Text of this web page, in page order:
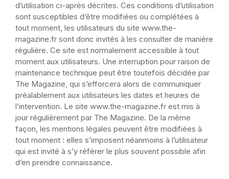
d’utilisation ci-après décrites. Ces conditions d’utilisation
sont susceptibles d’être modifiées ou complétées à
tout moment, les utilisateurs du site www.the-
magazine.fr sont donc invités à les consulter de manière
régulière. Ce site est normalement accessible à tout
moment aux utilisateurs. Une interruption pour raison de
maintenance technique peut être toutefois décidée par
The Magazine, qui s’efforcera alors de communiquer
préalablement aux utilisateurs les dates et heures de
l’intervention. Le site www.the-magazine.fr est mis à
jour régulièrement par The Magazine. De la même
façon, les mentions légales peuvent être modifiées à
tout moment : elles s’imposent néanmoins à l’utilisateur
qui est invité à s’y référer le plus souvent possible afin
d’en prendre connaissance.